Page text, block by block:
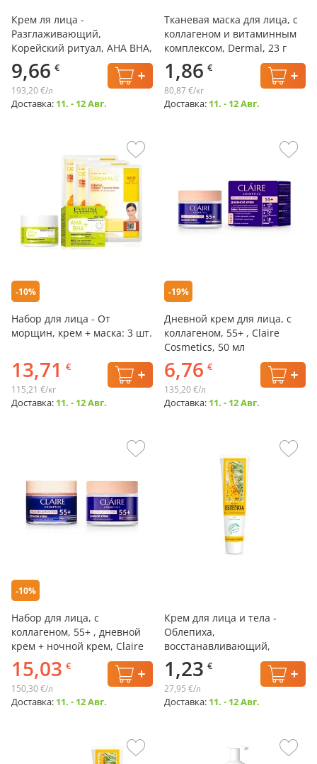
Крем ля лица -
Разглаживающий,
Корейский ритуал, AHA BHA,
Eveline, 50 мл
9,66 €
193,20 €/л
Доставка: 11. - 12 Авг.
Тканевая маска для лица, с
коллагеном и витаминным
комплексом, Dermal, 23 г
1,86 €
80,87 €/кг
Доставка: 11. - 12 Авг.
-10%
Набор для лица - От
морщин, крем + маска: 3 шт.
13,71 €
115,21 €/кг
Доставка: 11. - 12 Авг.
-19%
Дневной крем для лица, с
коллагеном, 55+ , Claire
Cosmetics, 50 мл
6,76 €
135,20 €/л
Доставка: 11. - 12 Авг.
-10%
Набор для лица, с
коллагеном, 55+ , дневной
крем + ночной крем, Claire
Cosmetics
15,03 €
150,30 €/л
Доставка: 11. - 12 Авг.
Крем для лица и тела -
Облепиха,
восстанавливающий,
FitoDoctor, 44 мл
1,23 €
27,95 €/л
Доставка: 11. - 12 Авг.